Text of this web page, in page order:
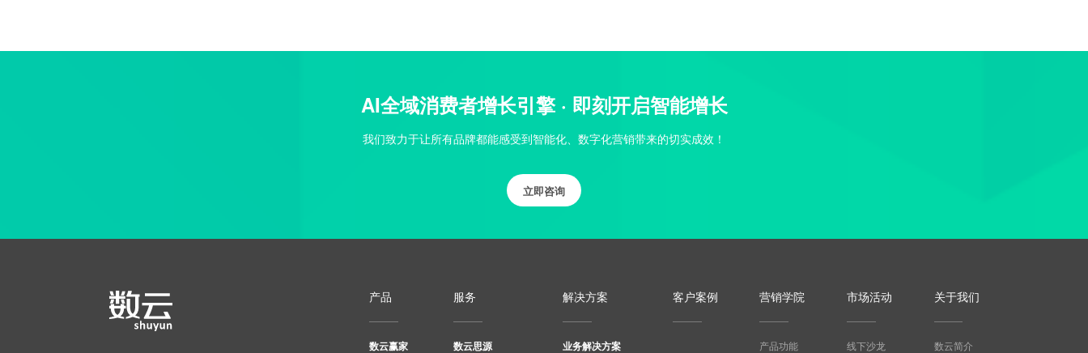
AI全域消费者增长引擎 · 即刻开启智能增长
我们致力于让所有品牌都能感受到智能化、数字化营销带来的切实成效！
立即咨询
产品
数云赢家
服务
数云思源
解决方案
业务解决方案
客户案例 营销学院
产品功能
市场活动
线下沙龙
关于我们
数云简介